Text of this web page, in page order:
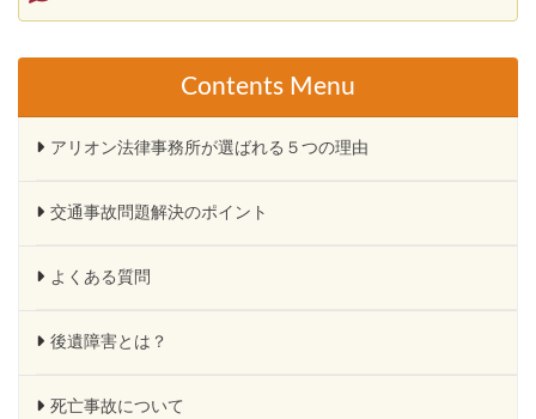
Contents Menu
アリオン法律事務所が選ばれる５つの理由
交通事故問題解決のポイント
よくある質問
後遺障害とは？
死亡事故について